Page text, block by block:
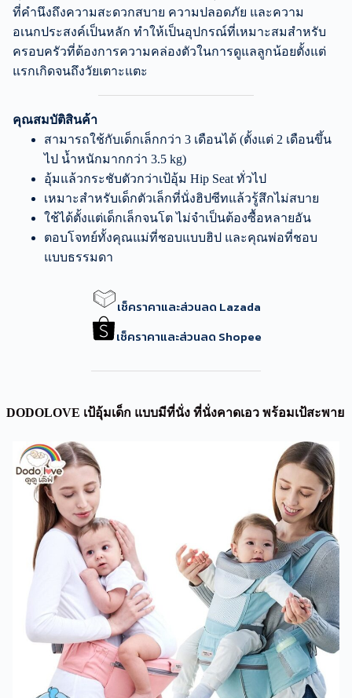
ที่คำนึงถึงความสะดวกสบาย ความปลอดภัย และความ
อเนกประสงค์เป็นหลัก ทำให้เป็นอุปกรณ์ที่เหมาะสมสำหรับ
ครอบครัวที่ต้องการความคล่องตัวในการดูแลลูกน้อยตั้งแต่
แรกเกิดจนถึงวัยเตาะแตะ
คุณสมบัติสินค้า
สามารถใช้กับเด็กเล็กกว่า 3 เดือนได้ (ตั้งแต่ 2 เดือนขึ้น
ไป น้ำหนักมากกว่า 3.5 kg)
อุ้มแล้วกระชับตัวกว่าเป้อุ้ม Hip Seat ทั่วไป
เหมาะสำหรับเด็กตัวเล็กที่นั่งฮิปซีทแล้วรู้สึกไม่สบาย
ใช้ได้ตั้งแต่เด็กเล็กจนโต ไม่จำเป็นต้องซื้อหลายอัน
ตอบโจทย์ทั้งคุณแม่ที่ชอบแบบฮิป และคุณพ่อที่ชอบ
แบบธรรมดา
เช็คราคาและส่วนลด Lazada
เช็คราคาและส่วนลด Shopee
DODOLOVE เป้อุ้มเด็ก แบบมีที่นั่ง ที่นั่งคาดเอว พร้อมเป้สะพาย